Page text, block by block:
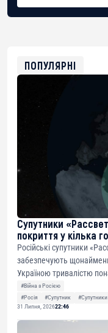
ПОПУЛЯРНІ
Супутники
покриття у кілька
Російські супутники
забезпечують
Україною тривалістю
#Війна з Росією
#Росія
#Супутник
31 Липня, 202622:46